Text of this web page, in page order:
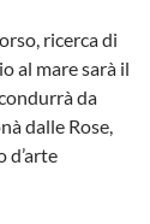
ricerca di
al mare sarà il
da
dalle Rose,
d’arte